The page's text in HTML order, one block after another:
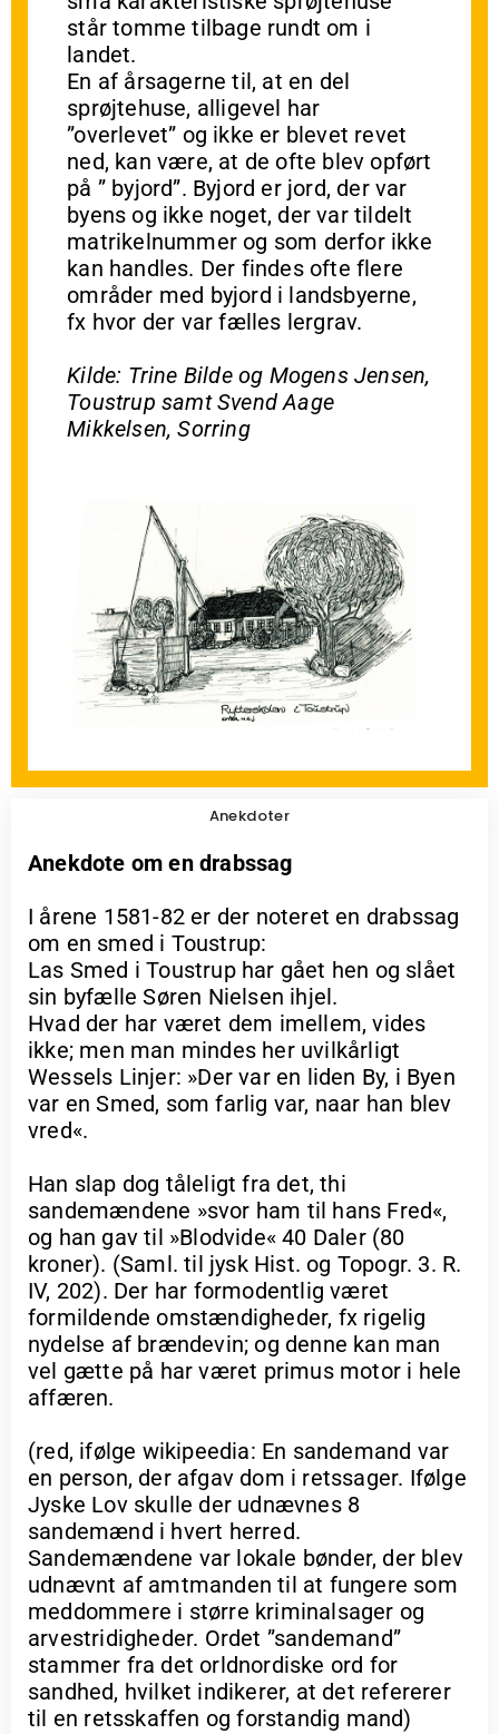
står tomme tilbage rundt om i
landet.
En af årsagerne til, at en del
sprøjtehuse, alligevel har
”overlevet” og ikke er blevet revet
ned, kan være, at de ofte blev opført
på ” byjord”. Byjord er jord, der var
byens og ikke noget, der var tildelt
matrikelnummer og som derfor ikke
kan handles. Der findes ofte flere
områder med byjord i landsbyerne,
fx hvor der var fælles lergrav.
Kilde: Trine Bilde og Mogens Jensen,
Toustrup samt Svend Aage
Mikkelsen, Sorring
Anekdoter
Anekdote om en drabssag
I årene 1581-82 er der noteret en drabssag
om en smed i Toustrup:
Las Smed i Toustrup har gået hen og slået
sin byfælle Søren Nielsen ihjel.
Hvad der har været dem imellem, vides
ikke; men man mindes her uvilkårligt
Wessels Linjer: »Der var en liden By, i Byen
var en Smed, som farlig var, naar han blev
vred«.
Han slap dog tåleligt fra det, thi
sandemændene »svor ham til hans Fred«,
og han gav til »Blodvide« 40 Daler (80
kroner). (Saml. til jysk Hist. og Topogr. 3. R.
IV, 202). Der har formodentlig været
formildende omstændigheder, fx rigelig
nydelse af brændevin; og denne kan man
vel gætte på har været primus motor i hele
affæren.
(red, ifølge wikipeedia: En sandemand var
en person, der afgav dom i retssager. Ifølge
Jyske Lov skulle der udnævnes 8
sandemænd i hvert herred.
Sandemændene var lokale bønder, der blev
udnævnt af amtmanden til at fungere som
meddommere i større kriminalsager og
arvestridigheder. Ordet ”sandemand”
stammer fra det orldnordiske ord for
sandhed, hvilket indikerer, at det refererer
til en retsskaffen og forstandig mand)